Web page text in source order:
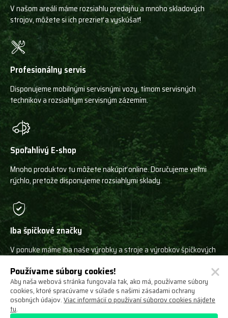
V našom areáli máme rozsiahlu predajňu a mnoho skladových
strojov, môžete si ich prezrieť a vyskúšať!
Profesionálny servis
Disponujeme mobilnými servisnými vozy, tímom servisných
technikov a rozsiahlym servisným zázemím.
Spoľahlivý E-shop
Mnoho produktov tu môžete nakúpiť online. Doručujeme veľmi
rýchlo, pretože disponujeme rozsiahlymi sklady.
Iba špičkové značky
V ponuke máme iba naše výrobky a stroje a výrobkov špičkových
Používame súbory cookies!
Aby naša webová stránka fungovala tak, ako má, používame súbory
cookies, ktoré spracúvame v súlade s našimi zásadami ochrany
osobných údajov.Viac informácií o používaní súborov cookies nájdete
tu.